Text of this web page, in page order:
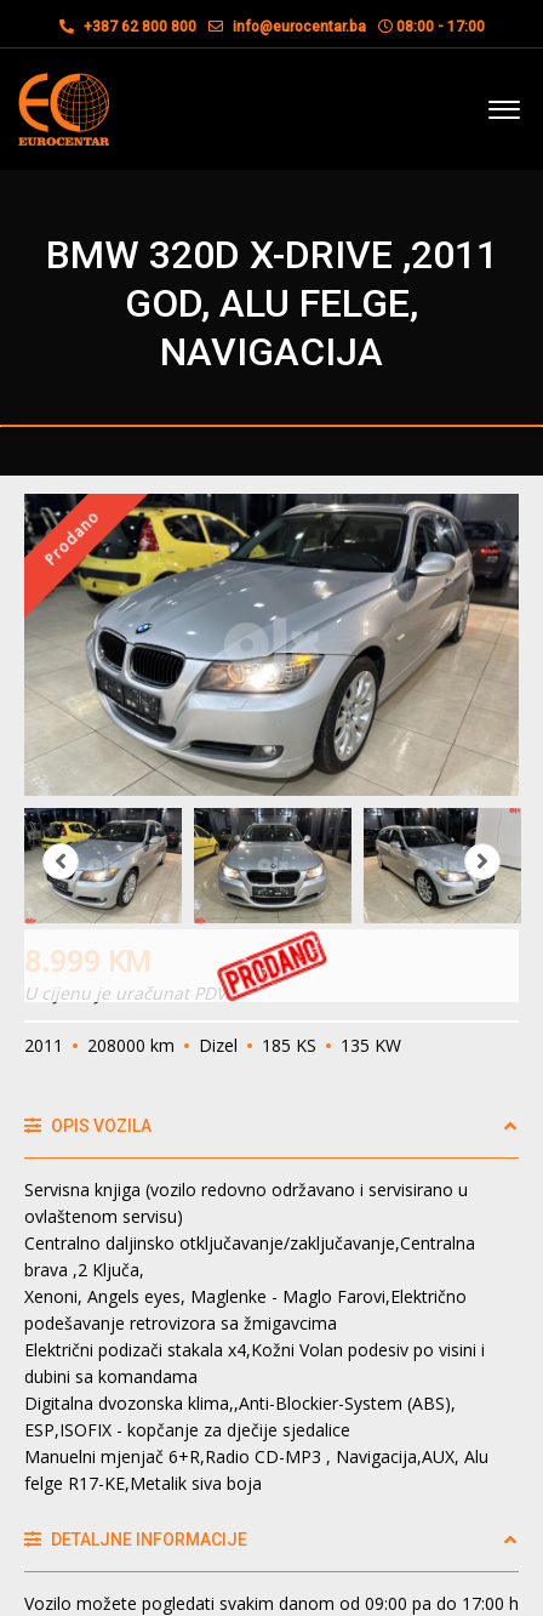
+387 62 800 800 info@eurocentar.ba 08:00 - 17:00
BMW 320D X-DRIVE ,2011
GOD, ALU FELGE,
NAVIGACIJA
Prodano
8.999 KM
U cijenu je uračunat PDV
2011 208000 km Dizel 185 KS 135 KW
OPIS VOZILA
Servisna knjiga (vozilo redovno održavano i servisirano u
ovlaštenom servisu)
Centralno daljinsko otključavanje/zaključavanje,Centralna
brava ,2 Ključa,
Xenoni, Angels eyes, Maglenke - Maglo Farovi,Električno
podešavanje retrovizora sa žmigavcima
Električni podizači stakala x4,Kožni Volan podesiv po visini i
dubini sa komandama
Digitalna dvozonska klima,,Anti-Blockier-System (ABS),
ESP,ISOFIX - kopčanje za dječije sjedalice
Manuelni mjenjač 6+R,Radio CD-MP3 , Navigacija,AUX, Alu
felge R17-KE,Metalik siva boja
DETALJNE INFORMACIJE
Vozilo možete pogledati svakim danom od 09:00 pa do 17:00 h